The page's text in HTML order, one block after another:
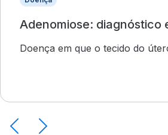
Adenomiose: diagnóstico
Doença em que o tecido do